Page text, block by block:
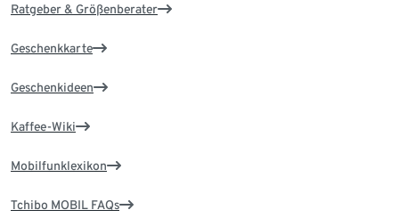
Ratgeber & Größenberater
Geschenkkarte
Geschenkideen
Kaffee-Wiki
Mobilfunklexikon
Tchibo MOBIL FAQs